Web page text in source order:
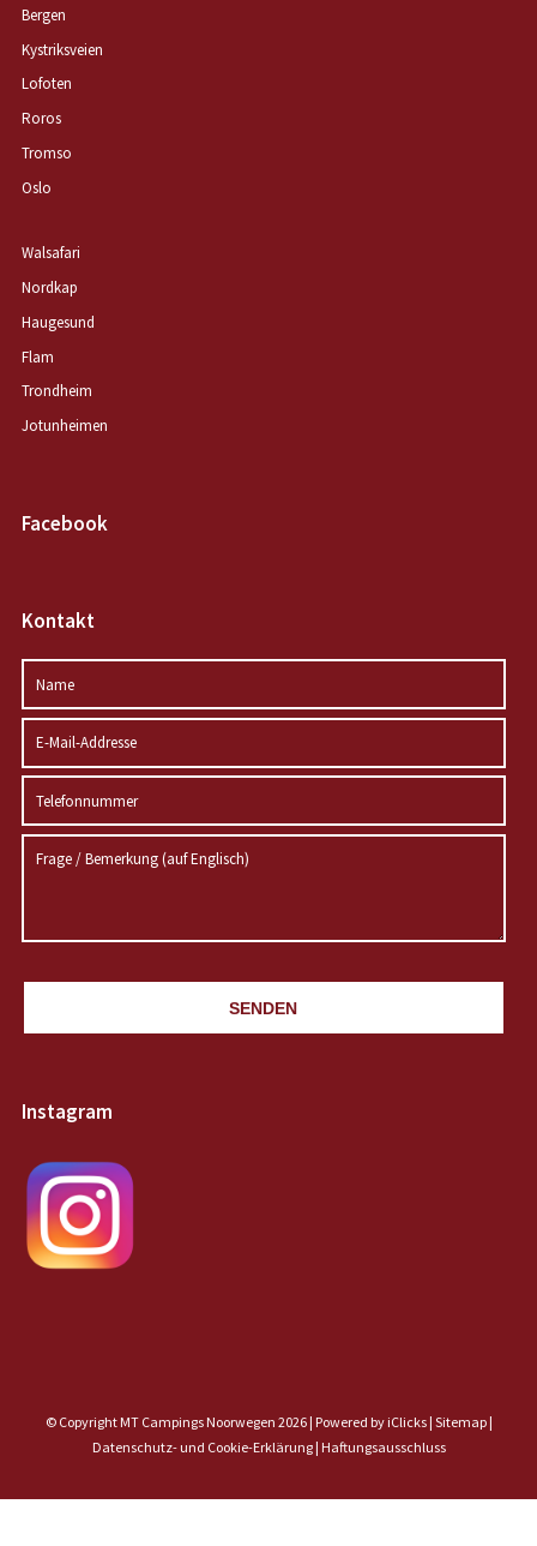
Bergen
Kystriksveien
Lofoten
Roros
Tromso
Oslo
Walsafari
Nordkap
Haugesund
Flam
Trondheim
Jotunheimen
Facebook
Kontakt
SENDEN
Instagram
© Copyright MT Campings Noorwegen 2026 | Powered by iClicks| Sitemap|
Datenschutz- und Cookie-Erklärung | Haftungsausschluss